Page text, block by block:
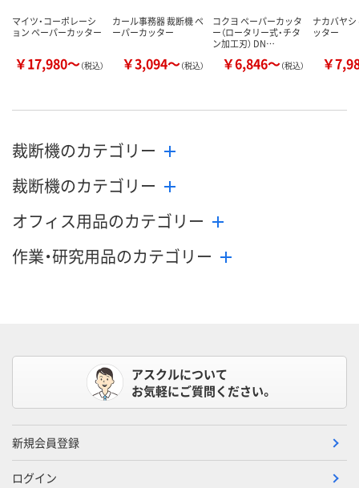
マイツ・コーポレーシ
ョン ペーパーカッター
￥17,980～（税込）
カール事務器 裁断機 ペ
ーパーカッター
￥3,094～（税込）
コクヨ ペーパーカッタ
ー（ロータリー式・チタ
ン加工刃） DN…
￥6,846～（税込）
ナカバヤ
ッター
￥
裁断機のカテゴリー
裁断機のカテゴリー
オフィス用品のカテゴリー
作業・研究用品のカテゴリー
アスクルについて
お気軽にご質問ください。
新規会員登録
ログイン